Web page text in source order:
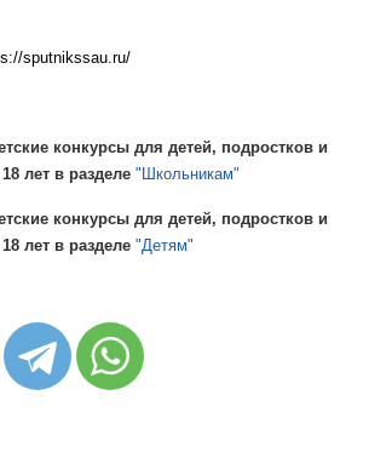
sputnikssau.ru/
конкурсы для детей, подростков и
лет в разделе"Школьникам"
конкурсы для детей, подростков и
лет в разделе"Детям"